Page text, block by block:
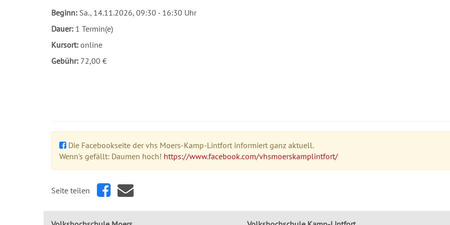
Beginn: Sa., 14.11.2026, 09:30 - 16:30 Uhr
Dauer: 1 Termin(e)
Kursort: online
Gebühr: 72,00 €
Die Facebookseite der vhs Moers-Kamp-Lintfort informiert ganz aktuell.
Wenn's gefällt: Daumen hoch! https://www.facebook.com/vhsmoerskamplintfort/
Seite teilen